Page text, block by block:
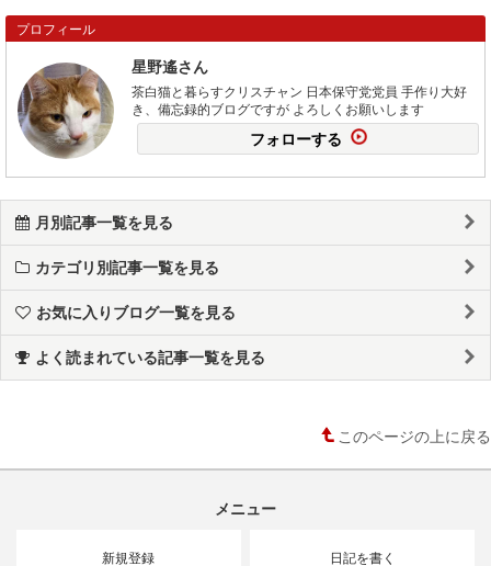
プロフィール
星野遙さん
茶白猫と暮らすクリスチャン 日本保守党党員 手作り大好
き、備忘録的ブログですが よろしくお願いします
フォローする
月別記事一覧を見る
カテゴリ別記事一覧を見る
お気に入りブログ一覧を見る
よく読まれている記事一覧を見る
このページの上に戻る
メニュー
新規登録 日記を書く